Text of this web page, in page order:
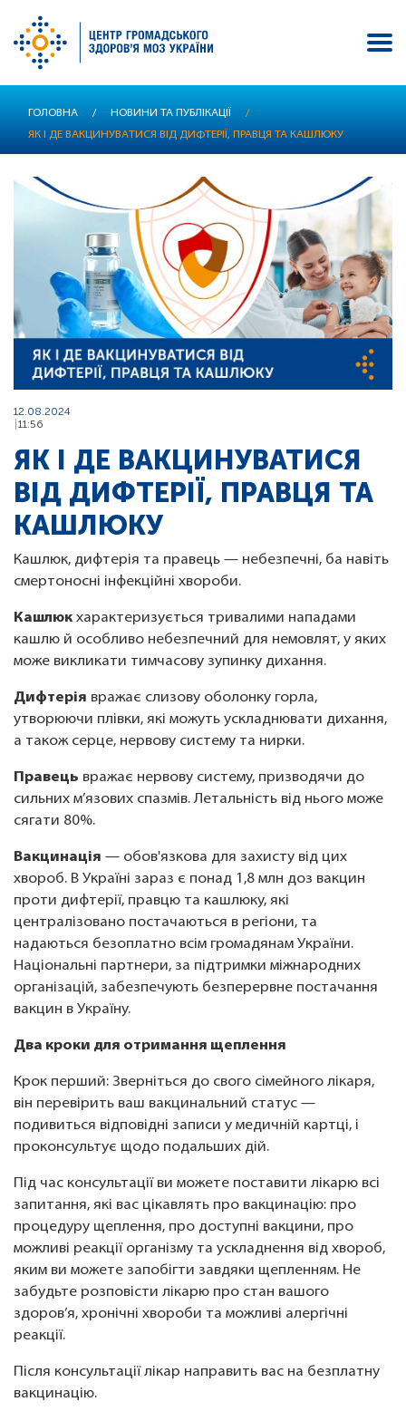
основного
ГОЛОВНА / НОВИНИ ТА ПУБЛІКАЦІЇ
/
ЯК І ДЕ ВАКЦИНУВАТИСЯ ВІД ДИФТЕРІЇ, ПРАВЦЯ ТА КАШЛЮКУ
12.08.2024
11:56
ЯК І ДЕ ВАКЦИНУВАТИСЯ
ВІД ДИФТЕРІЇ, ПРАВЦЯ ТА
КАШЛЮКУ
Кашлюк, дифтерія та правець — небезпечні, ба навіть
смертоносні інфекційні хвороби.
Кашлюк характеризується тривалими нападами
кашлю й особливо небезпечний для немовлят, у яких
може викликати тимчасову зупинку дихання.
Дифтерія вражає слизову оболонку горла,
утворюючи плівки, які можуть ускладнювати дихання,
а також серце, нервову систему та нирки.
Правець вражає нервову систему, призводячи до
сильних м’язових спазмів. Летальність від нього може
сягати 80%.
Вакцинація — обов'язкова для захисту від цих
хвороб. В Україні зараз є понад 1,8 млн доз вакцин
проти дифтерії, правцю та кашлюку, які
централізовано постачаються в регіони, та
надаються безоплатно всім громадянам України.
Національні партнери, за підтримки міжнародних
організацій, забезпечують безперервне постачання
вакцин в Україну.
Два кроки для отримання щеплення
Крок перший: Зверніться до свого сімейного лікаря,
він перевірить ваш вакцинальний статус —
подивиться відповідні записи у медичній картці, і
проконсультує щодо подальших дій.
Під час консультації ви можете поставити лікарю всі
запитання, які вас цікавлять про вакцинацію: про
процедуру щеплення, про доступні вакцини, про
можливі реакції організму та ускладнення від хвороб,
яким ви можете запобігти завдяки щепленням. Не
забудьте розповісти лікарю про стан вашого
здоров’я, хронічні хвороби та можливі алергічні
реакції.
Після консультації лікар направить вас на безплатну
вакцинацію.